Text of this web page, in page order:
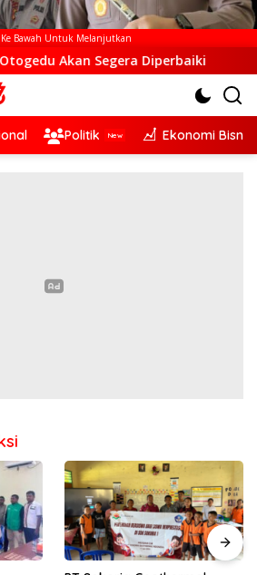
Ke Bawah Untuk Melanjutkan
Segera Diperbaiki Sinergi
Politik Ekonomi Bisnis